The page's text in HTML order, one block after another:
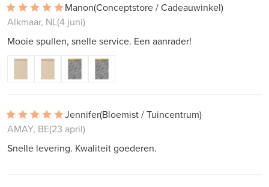
Manon(Conceptstore / Cadeauwinkel)
Alkmaar, NL(4 juni)
Mooie spullen, snelle service. Een aanrader!
Jennifer(Bloemist / Tuincentrum)
AMAY, BE(23 april)
Snelle levering. Kwaliteit goederen.